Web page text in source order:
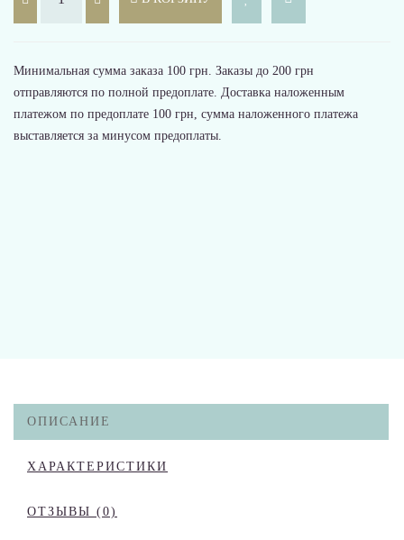
Минимальная сумма заказа 100 грн. Заказы до 200 грн
отправляются по полной предоплате. Доставка наложенным
платежом по предоплате 100 грн, сумма наложенного платежа
выставляется за минусом предоплаты.
ОПИСАНИЕ
ХАРАКТЕРИСТИКИ
ОТЗЫВЫ (0)